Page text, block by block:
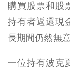
購買股票和股
持有者返還現
長期間仍然無
一位持有波克